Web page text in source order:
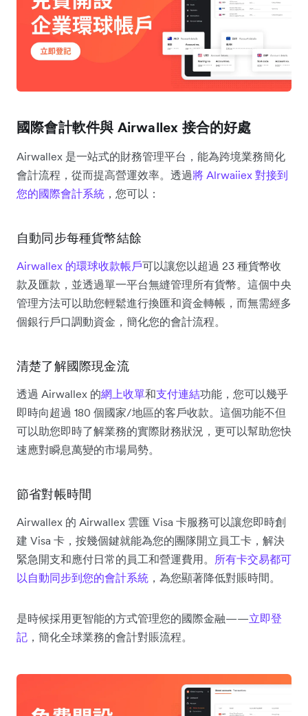
國際會計軟件與 Airwallex 接合的好處
Airwallex 是一站式的財務管理平台，能為跨境業務簡化
會計流程，從而提高營運效率。透過將 Alrwaiiex 對接到
您的國際會計系統 ，您可以：
自動同步每種貨幣結餘
Airwallex 的環球收款帳戶可以讓您以超過 23 種貨幣收
款及匯款，並透過單一平台無縫管理所有貨幣。這個中央
管理方法可以助您輕鬆進行換匯和資金轉帳，而無需經多
個銀行戶口調動資金，簡化您的會計流程。
清楚了解國際現金流
透過 Airwallex 的網上收單和支付連結功能，您可以幾乎
即時向超過 180 個國家/地區的客戶收款。這個功能不但
可以助您即時了解業務的實際財務狀況，更可以幫助您快
速應對瞬息萬變的市場局勢。
節省對帳時間
Airwallex 的 Airwallex 雲匯 Visa 卡服務可以讓您即時創
建 Visa 卡，按幾個鍵就能為您的團隊開立員工卡，解決
緊急開支和應付日常的員工和營運費用。 所有卡交易都可
以自動同步到您的會計系統 ，為您顯著降低對賬時間。
是時候採用更智能的方式管理您的國際金融——立即登
記 ，簡化全球業務的會計對賬流程。